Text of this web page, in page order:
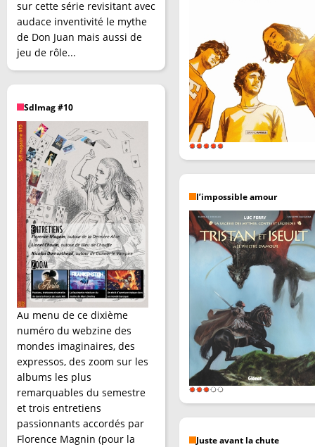
sur cette série revisitant avec
audace inventivité le mythe
de Don Juan mais aussi de
jeu de rôle...
SdImag #10
Au menu de ce dixième
numéro du webzine des
mondes imaginaires, des
expressos, des zoom sur les
albums les plus
remarquables du semestre
et trois entretiens
passionnants accordés par
Florence Magnin (pour la
l’impossible amour
Juste avant la chute